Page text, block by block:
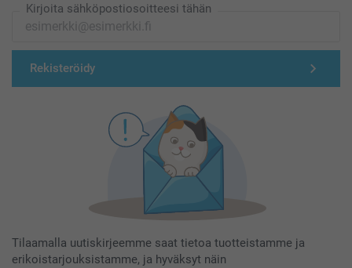
Kirjoita sähköpostiosoitteesi tähän
Rekisteröidy
Tilaamalla uutiskirjeemme saat tietoa tuotteistamme ja
erikoistarjouksistamme, ja hyväksyt näin